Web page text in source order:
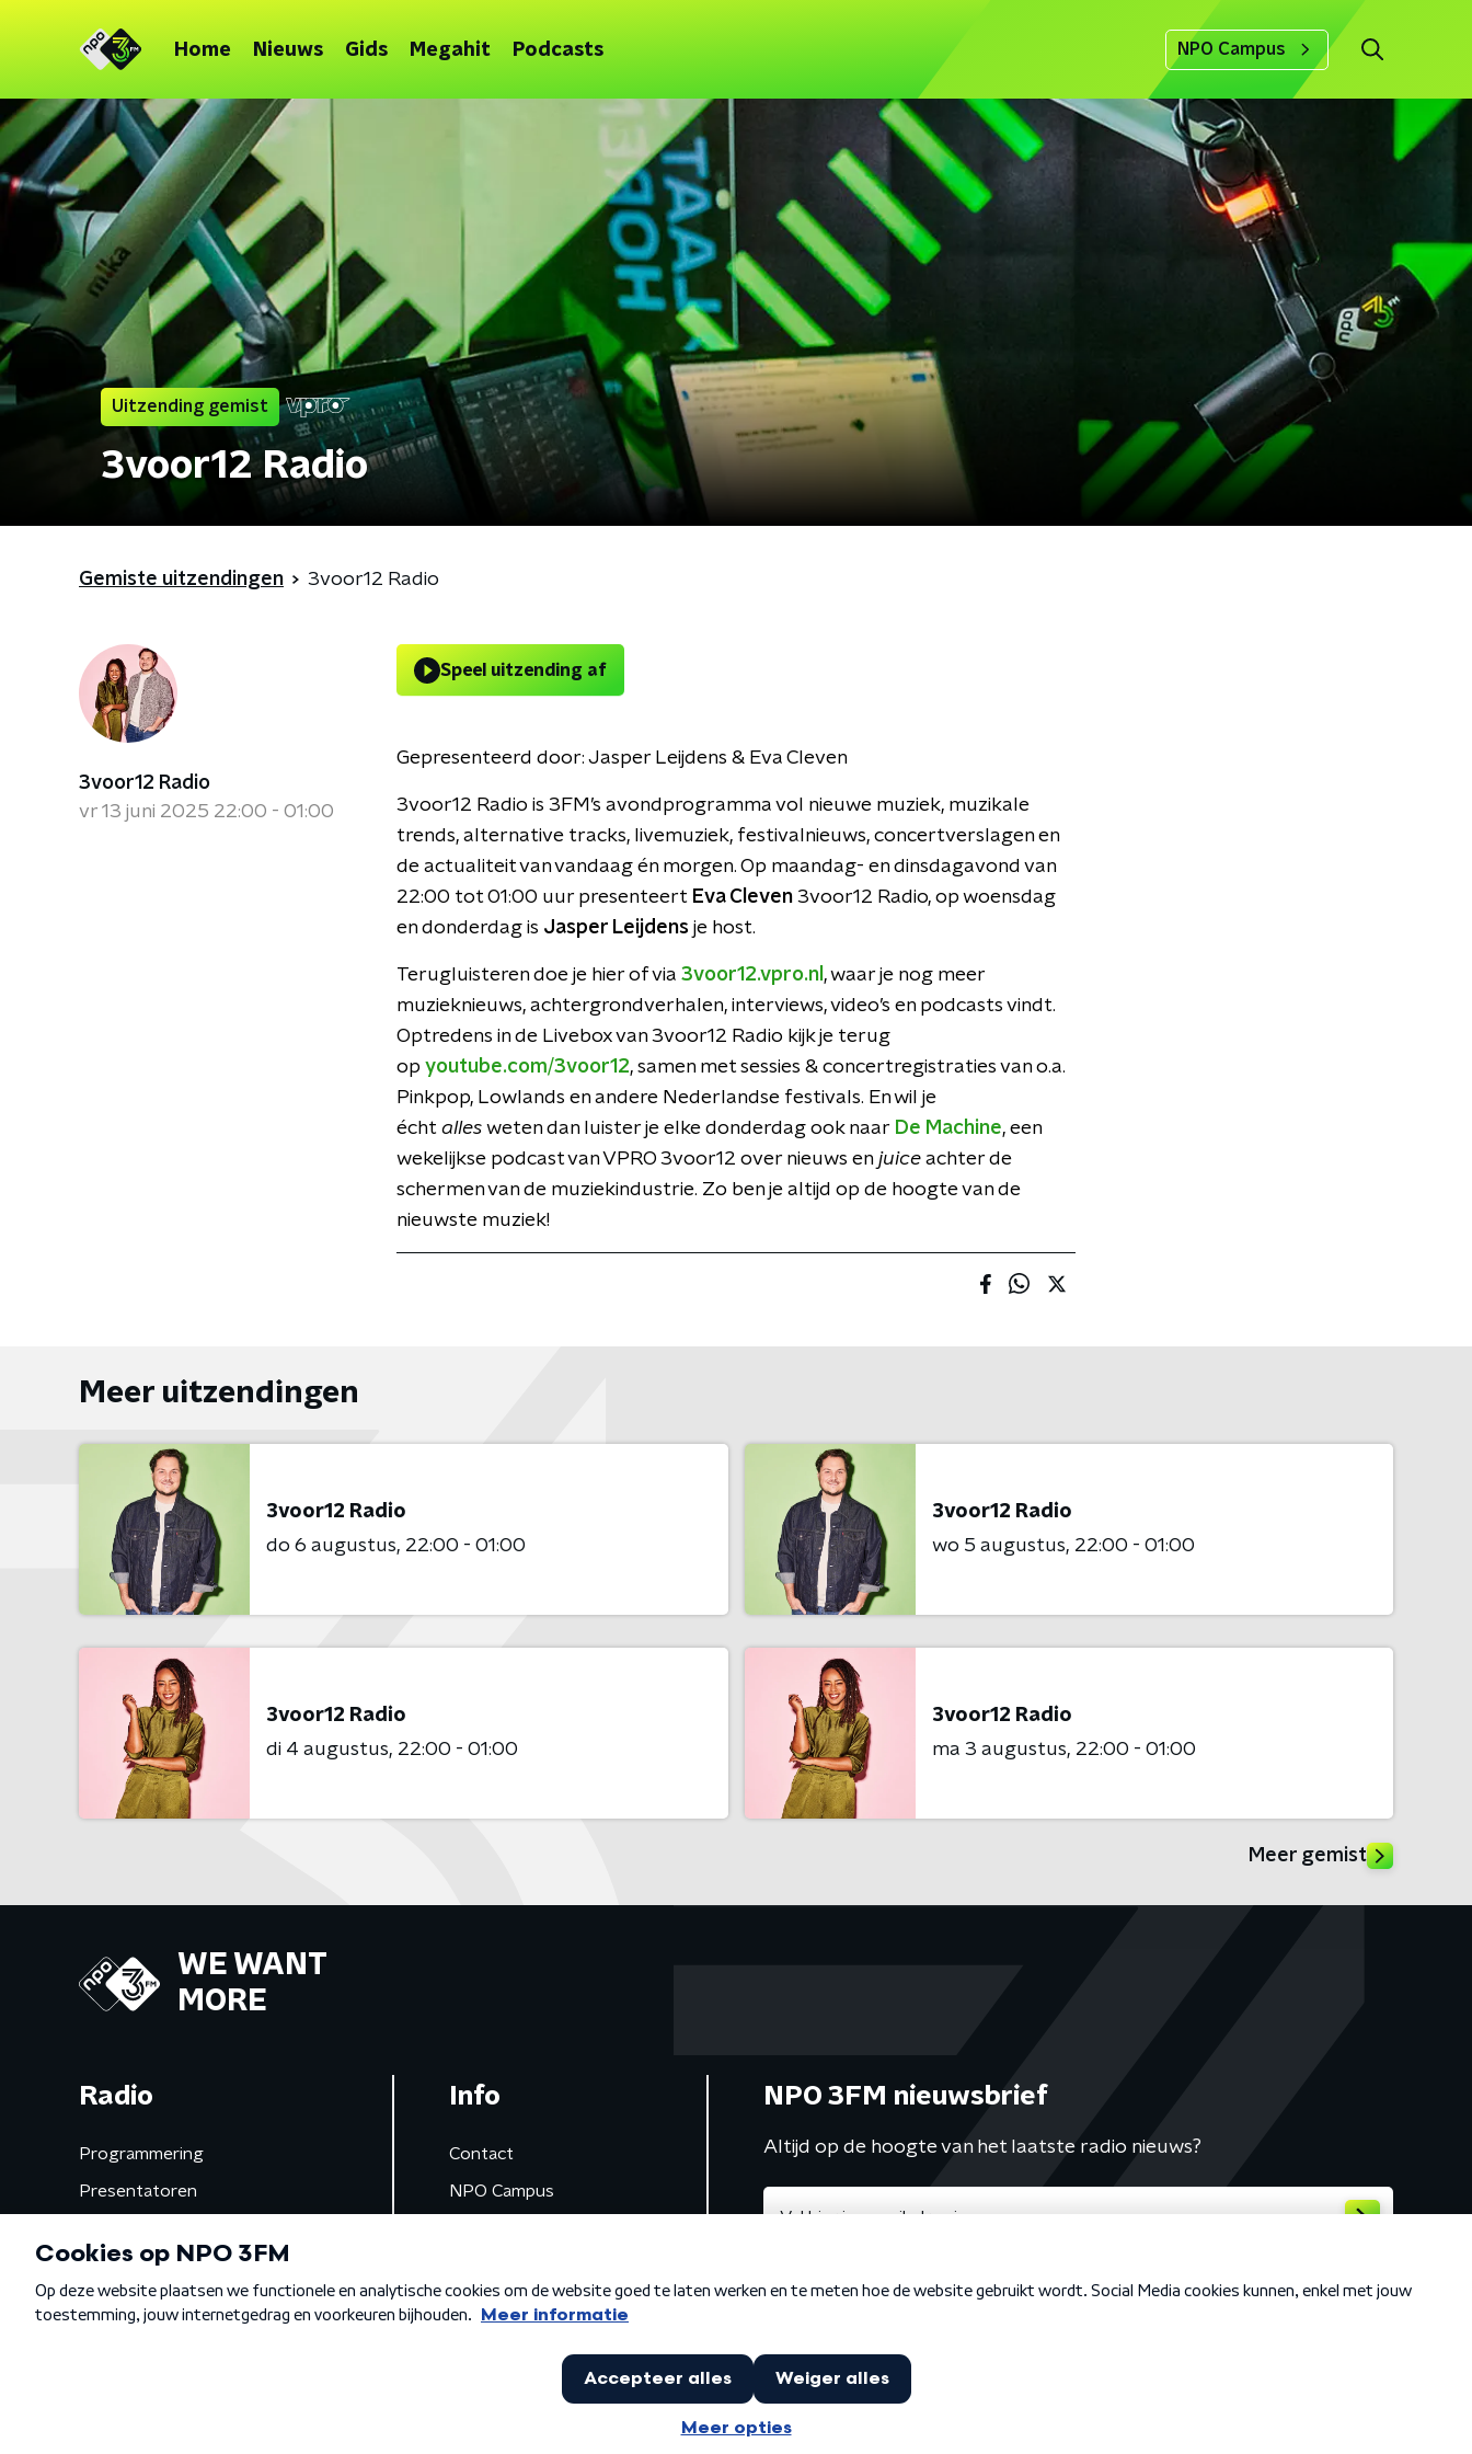
Home Nieuws Gids Megahit Podcasts NPO Campus
Uitzending gemist
3voor12 Radio
Gemiste uitzendingen 3voor12 Radio
3voor12 Radio
vr 13 juni 2025 22:00 - 01:00
Speel uitzending af
Gepresenteerd door: Jasper Leijdens & Eva Cleven
3voor12 Radio is 3FM’s avondprogramma vol nieuwe muziek, muzikale
trends, alternative tracks, livemuziek, festivalnieuws, concertverslagen en
de actualiteit van vandaag én morgen. Op maandag- en dinsdagavond van
22:00 tot 01:00 uur presenteert Eva Cleven 3voor12 Radio, op woensdag
en donderdag is Jasper Leijdens je host.
Terugluisteren doe je hier of via 3voor12.vpro.nl , waar je nog meer
muzieknieuws, achtergrondverhalen, interviews, video’s en podcasts vindt.
Optredens in de Livebox van 3voor12 Radio kijk je terug
op youtube.com/3voor12, samen met sessies & concertregistraties van o.a.
Pinkpop, Lowlands en andere Nederlandse festivals. En wil je
écht alles weten dan luister je elke donderdag ook naar De Machine, een
wekelijkse podcast van VPRO 3voor12 over nieuws en juice achter de
schermen van de muziekindustrie. Zo ben je altijd op de hoogte van de
nieuwste muziek!
Meer uitzendingen
3voor12 Radio
do 6 augustus 22:00 - 01:00
3voor12 Radio
wo 5 augustus 22:00 - 01:00
3voor12 Radio
di 4 augustus 22:00 - 01:00
3voor12 Radio
ma 3 augustus 22:00 - 01:00
Meer gemist
WE WANT
MORE
Radio
Programmering
Presentatoren
Gemist
Info
Contact
NPO Campus
NPO 3FM nieuwsbrief
Altijd op de hoogte van het laatste radio nieuws?
Algemene voorwaarden Privacybeleid